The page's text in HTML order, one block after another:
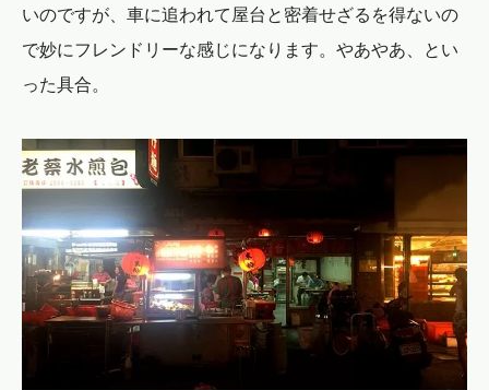
いのですが、車に追われて屋台と密着せざるを得ないの
で妙にフレンドリーな感じになります。やあやあ、とい
った具合。